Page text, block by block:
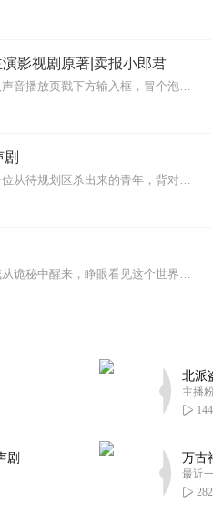
影视剧原著|卖报小郎君
【冒泡有奖】听说杨千幻那厮要与我一较高下，我许七安要开始装叉了！快进入声音播放页戳下方输入框，冒个泡偷偷告诉我，我要用哪些诗词才能胜过他？说得好的，有赏！202...
【内容简介】灾变过后，大地满目疮痍。粮食匮乏，资源紧俏，局势混乱……一位从待规划区杀出来的青年，背对着漫天黄沙，孤身来到九区谋生，却不曾想偶然结识三五好友，一念...
蒸汽与机械的浪潮中，谁能触及非凡？历史和黑暗的迷雾里，又是谁在耳语？我从诡秘中醒来，睁眼看见这个世界：枪械，大炮，巨舰，飞空艇，差分机；魔药，占卜，诅咒，倒吊人...
剧
北派
主播
万古
最近